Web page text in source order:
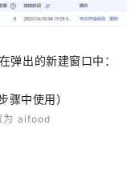
弹出的新建窗口中：
骤中使用）
为 aifood